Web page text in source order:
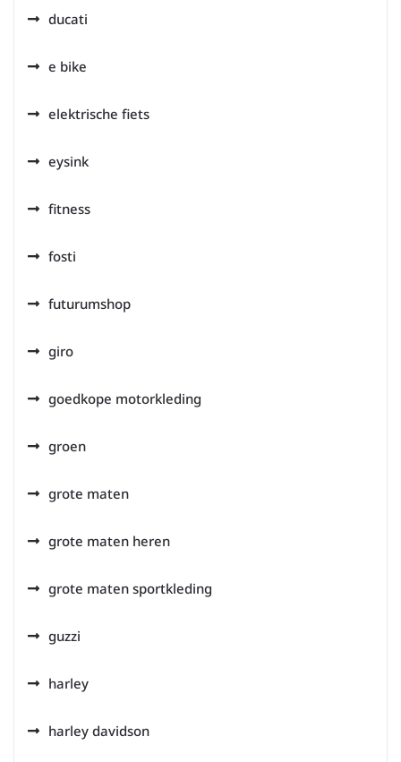
ducati
e bike
elektrische fiets
eysink
fitness
fosti
futurumshop
giro
goedkope motorkleding
groen
grote maten
grote maten heren
grote maten sportkleding
guzzi
harley
harley davidson